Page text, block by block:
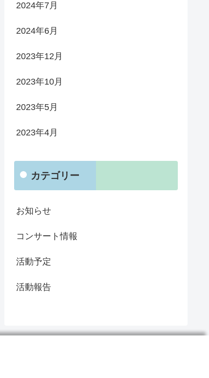
2024年7月
2024年6月
2023年12月
2023年10月
2023年5月
2023年4月
カテゴリー
お知らせ
コンサート情報
活動予定
活動報告